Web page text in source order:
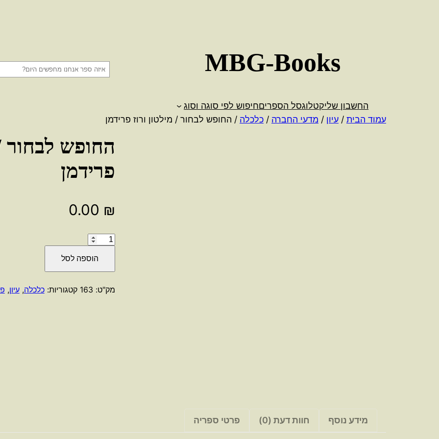
MBG-Books
החשבון שליקטלוגסל הספריםחיפוש לפי סוגה וסוג
ח
ש
עמוד הבית / עיון / מדעי החברה / כלכלה / החופש לבחור / מילטון ורוז פרידמן
החופש לבחור /
פרידמן
0.00 ₪
כמות
החופש
לבחור
/
הוספה לסל
מק"ט: 163 קטגוריות:כלכלה,עיון,
מידע נוסף חוות דעת (0) פרטי ספריה